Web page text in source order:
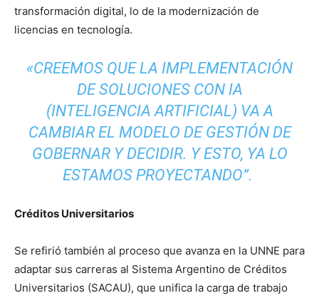
transformación digital, lo de la modernización de
licencias en tecnología.
«CREEMOS QUE LA IMPLEMENTACIÓN
DE SOLUCIONES CON IA
(INTELIGENCIA ARTIFICIAL) VA A
CAMBIAR EL MODELO DE GESTIÓN DE
GOBERNAR Y DECIDIR. Y ESTO, YA LO
ESTAMOS PROYECTANDO”.
Créditos Universitarios
Se refirió también al proceso que avanza en la UNNE para
adaptar sus carreras al Sistema Argentino de Créditos
Universitarios (SACAU), que unifica la carga de trabajo